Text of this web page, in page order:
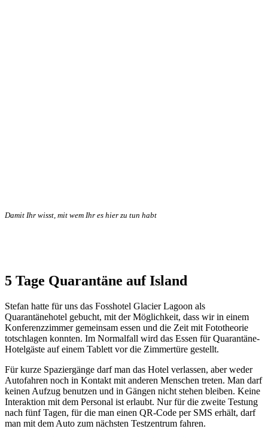
Damit Ihr wisst, mit wem Ihr es hier zu tun habt
5 Tage Quarantäne auf Island
Stefan hatte für uns das Fosshotel Glacier Lagoon als
Quarantänehotel gebucht, mit der Möglichkeit, dass wir in einem
Konferenzzimmer gemeinsam essen und die Zeit mit Fototheorie
totschlagen konnten. Im Normalfall wird das Essen für Quarantäne-
Hotelgäste auf einem Tablett vor die Zimmertüre gestellt.
Für kurze Spaziergänge darf man das Hotel verlassen, aber weder
Autofahren noch in Kontakt mit anderen Menschen treten. Man darf
keinen Aufzug benutzen und in Gängen nicht stehen bleiben. Keine
Interaktion mit dem Personal ist erlaubt. Nur für die zweite Testung
nach fünf Tagen, für die man einen QR-Code per SMS erhält, darf
man mit dem Auto zum nächsten Testzentrum fahren.